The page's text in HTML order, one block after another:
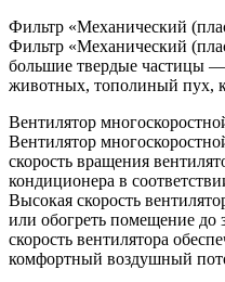
Фильтр «Механический
Фильтр «Механический
большие твердые частицы
животных, тополиный пух,
Вентилятор
Вентилятор
скорость вращения
кондиционера в
Высокая скорость
или обогреть помещение до
скорость вентилятора
комфортный воздушный